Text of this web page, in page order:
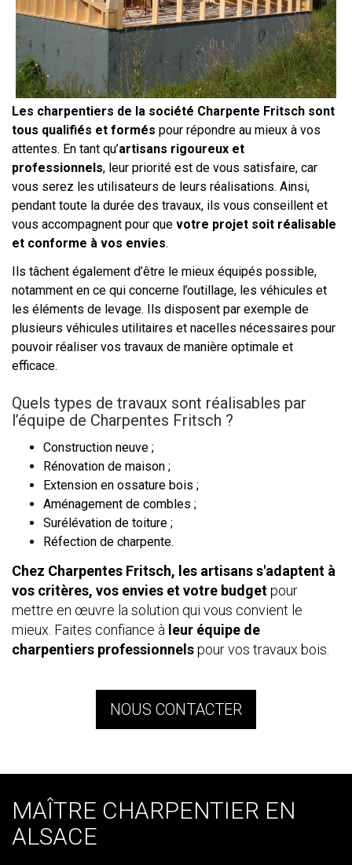
Les charpentiers de la société Charpente Fritsch sont
tous qualifiés et formés pour répondre au mieux à vos
attentes. En tant qu’artisans rigoureux et
professionnels, leur priorité est de vous satisfaire, car
vous serez les utilisateurs de leurs réalisations. Ainsi,
pendant toute la durée des travaux, ils vous conseillent et
vous accompagnent pour que votre projet soit réalisable
et conforme à vos envies.
Ils tâchent également d’être le mieux équipés possible,
notamment en ce qui concerne l’outillage, les véhicules et
les éléments de levage. Ils disposent par exemple de
plusieurs véhicules utilitaires et nacelles nécessaires pour
pouvoir réaliser vos travaux de manière optimale et
efficace.
Quels types de travaux sont réalisables par
l’équipe de Charpentes Fritsch ?
Construction neuve ;
Rénovation de maison ;
Extension en ossature bois ;
Aménagement de combles ;
Surélévation de toiture ;
Réfection de charpente.
Chez Charpentes Fritsch, les artisans s'adaptent à
vos critères, vos envies et votre budgetpour
mettre en œuvre la solution qui vous convient le
mieux. Faites confiance à leur équipe de
charpentiers professionnelspour vos travaux bois.
NOUS CONTACTER
MAÎTRE CHARPENTIER EN
ALSACE